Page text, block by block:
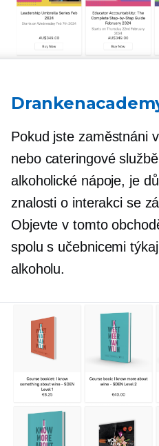
Pokud jste zaměstnáni
nebo cateringové
alkoholické nápoje, je
znalosti o interakci se
Objevte v tomto
spolu s učebnicemi
alkoholu.